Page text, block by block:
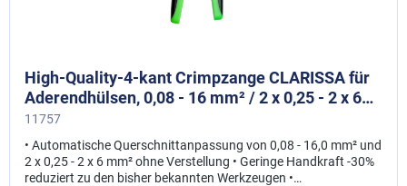
High-Quality-4-kant Crimpzange CLARISSA für
Aderendhülsen, 0,08 - 16 mm² / 2 x 0,25 - 2 x 6
mm²
11757
• Automatische Querschnittanpassung von 0,08 - 16,0 mm² und
2 x 0,25 - 2 x 6 mm² ohne Verstellung • Geringe Handkraft -30%
reduziert zu den bisher bekannten Werkzeugen •